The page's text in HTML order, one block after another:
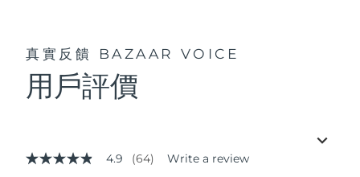
真實反饋 BAZAAR VOICE
用戶評價
4.9
4.9 (64) Write a review